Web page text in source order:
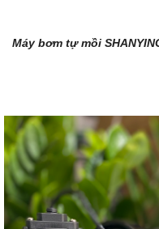
Máy bơm tự mồi